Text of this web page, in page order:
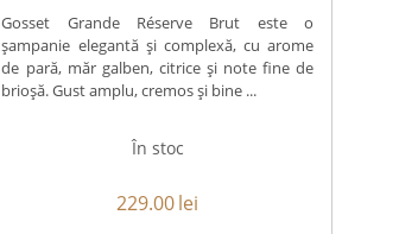
Gosset Grande Réserve Brut este o
șampanie elegantă și complexă, cu arome
de pară, măr galben, citrice și note fine de
brioșă. Gust amplu, cremos și bine ...
În stoc
229.00lei